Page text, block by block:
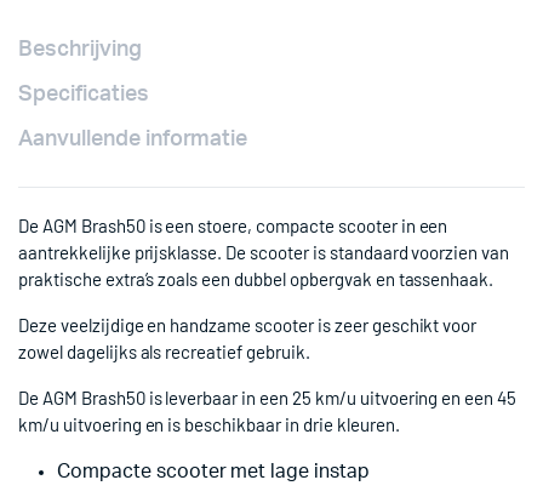
Beschrijving
Specificaties
Aanvullende informatie
De AGM Brash50 is een stoere, compacte scooter in een
aantrekkelijke prijsklasse. De scooter is standaard voorzien van
praktische extra’s zoals een dubbel opbergvak en tassenhaak.
Deze veelzijdige en handzame scooter is zeer geschikt voor
zowel dagelijks als recreatief gebruik.
De AGM Brash50 is leverbaar in een 25 km/u uitvoering en een 45
km/u uitvoering en is beschikbaar in drie kleuren.
Compacte scooter met lage instap